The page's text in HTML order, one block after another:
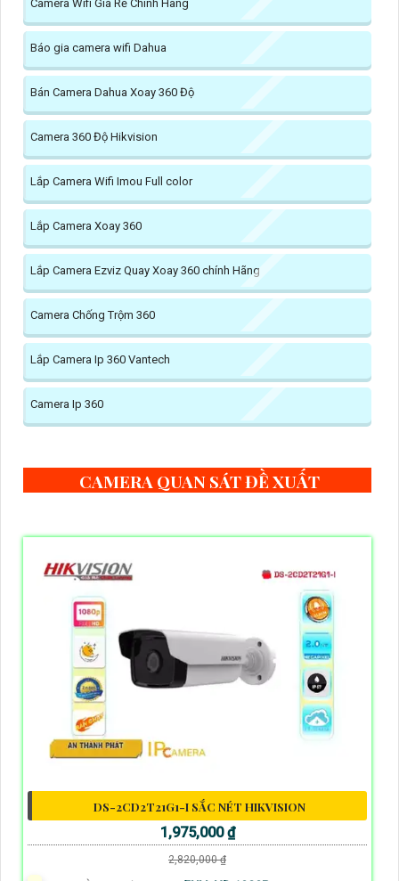
Camera Wifi Giá Rẻ Chính Hãng
Báo gia camera wifi Dahua
Bán Camera Dahua Xoay 360 Độ
Camera 360 Độ Hikvision
Lắp Camera Wifi Imou Full color
Lắp Camera Xoay 360
Lắp Camera Ezviz Quay Xoay 360 chính Hãng
Camera Chống Trộm 360
Lắp Camera Ip 360 Vantech
Camera Ip 360
CAMERA QUAN SÁT ĐỀ XUẤT
DS-2CD2T21G1-I SẮC NÉT HIKVISION
1,975,000 ₫
2,820,000 ₫